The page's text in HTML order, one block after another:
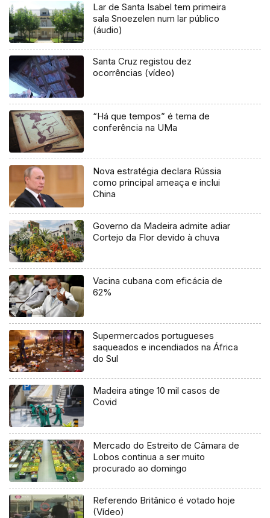
Lar de Santa Isabel tem primeira
sala Snoezelen num lar público
(áudio)
Santa Cruz registou dez
ocorrências (vídeo)
“Há que tempos” é tema de
conferência na UMa
Nova estratégia declara Rússia
como principal ameaça e inclui
China
Governo da Madeira admite adiar
Cortejo da Flor devido à chuva
Vacina cubana com eficácia de
62%
Supermercados portugueses
saqueados e incendiados na África
do Sul
Madeira atinge 10 mil casos de
Covid
Mercado do Estreito de Câmara de
Lobos continua a ser muito
procurado ao domingo
Referendo Britânico é votado hoje
(Vídeo)